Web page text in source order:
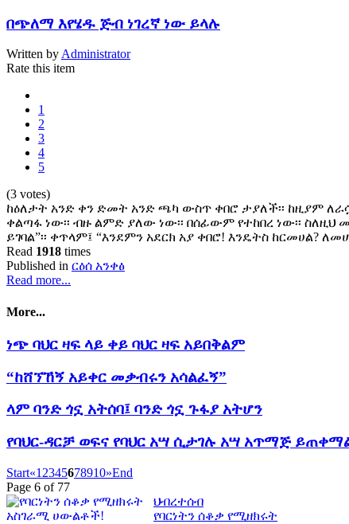
በጭለማ እየሄዱ ጅብ ነገረኛ ነው ይላሉ
Written byAdministrator
Rate this item
1
2
3
4
5
(3 votes)
ከዕለታት አንድ ቀን ድመት አንድ ጫካ ውስጥ ቀበሮ ታያለች፡፡ ከዚያም
ቀልጣፋ ነው፡፡ ብዙ ልምድ ያለው ነው፡፡ በሰፊውም የተከበረ ነው፡፡
ይገባል”፡፡ ቀጥላም፤ “እንደምን አደርክ አያ ቀበሮ! እንዴትስ ከርመሀል?
Read 1918 times
Published in ርዕሰ አንቀፅ
Read more...
More...
ነጭ ባህር ዛፍ ላይ ቀይ ባህር ዛፍ አይበቅልም
“ከሸኘኸኝ አይቀር መቃብሩን አሳልፈኝ”
ላም ባንድ ጎኗ አትሰባ፤ ባንድ ጎኗ ጉፋያ አትሆን
የባህር-ዳርቻ ወፍና የባህር አሣ ሲታገሉ አሣ አጥማጅ
Start«1 2345678910»End
Page 6 of 77
ህብረተሰብ
የባርነትን ሰቆቃ የሚዘክሩት